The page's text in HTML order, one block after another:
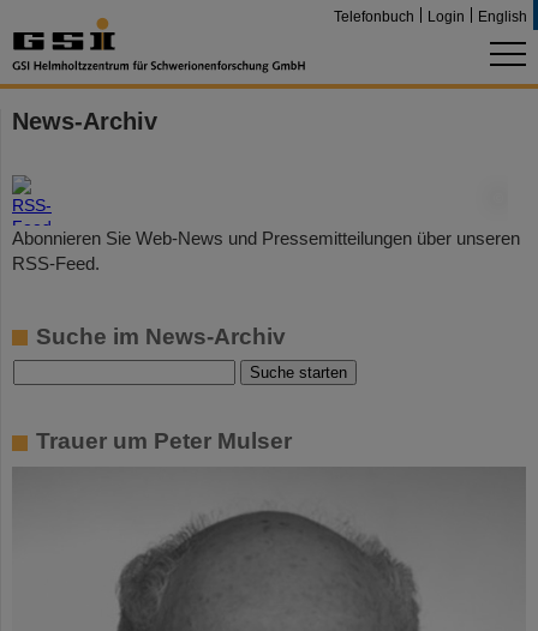
Telefonbuch Login English
News-Archiv
Abonnieren Sie Web-News und Pressemitteilungen über unseren
RSS-Feed.
Suche im News-Archiv
Trauer um Peter Mulser